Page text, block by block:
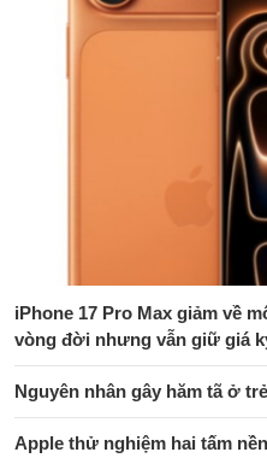
iPhone 17 Pro Max giảm về
vòng đời nhưng vẫn giữ giá
Nguyên nhân gây hăm tã ở
Apple thử nghiệm hai tấm